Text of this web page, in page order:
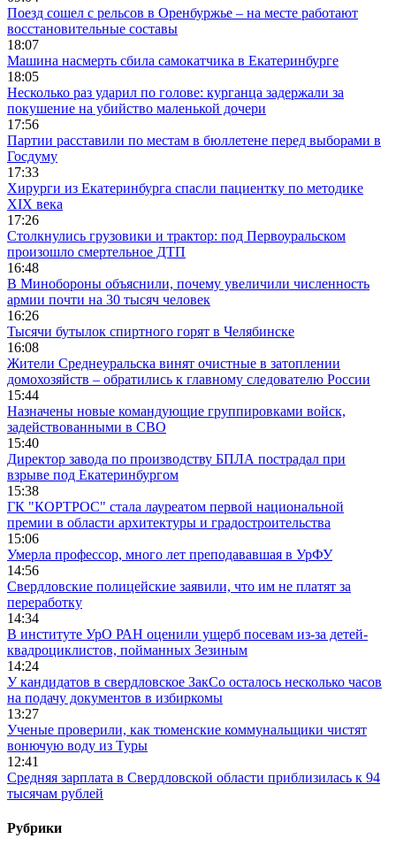
Поезд сошел с рельсов в Оренбуржье – на месте работают
восстановительные составы
18:07
Машина насмерть сбила самокатчика в Екатеринбурге
18:05
Несколько раз ударил по голове: курганца задержали за
покушение на убийство маленькой дочери
17:56
Партии расставили по местам в бюллетене перед выборами в
Госдуму
17:33
Хирурги из Екатеринбурга спасли пациентку по методике
XIX века
17:26
Столкнулись грузовики и трактор: под Первоуральском
произошло смертельное ДТП
16:48
В Минобороны объяснили, почему увеличили численность
армии почти на 30 тысяч человек
16:26
Тысячи бутылок спиртного горят в Челябинске
16:08
Жители Среднеуральска винят очистные в затоплении
домохозяйств – обратились к главному следователю России
15:44
Назначены новые командующие группировками войск,
задействованными в СВО
15:40
Директор завода по производству БПЛА пострадал при
взрыве под Екатеринбургом
15:38
ГК "КОРТРОС" стала лауреатом первой национальной
премии в области архитектуры и градостроительства
15:06
Умерла профессор, много лет преподававшая в УрФУ
14:56
Свердловские полицейские заявили, что им не платят за
переработку
14:34
В институте УрО РАН оценили ущерб посевам из-за детей-
квадроциклистов, пойманных Зезиным
14:24
У кандидатов в свердловское ЗакСо осталось несколько часов
на подачу документов в избиркомы
13:27
Ученые проверили, как тюменские коммунальщики чистят
вонючую воду из Туры
12:41
Средняя зарплата в Свердловской области приблизилась к 94
тысячам рублей
Рубрики